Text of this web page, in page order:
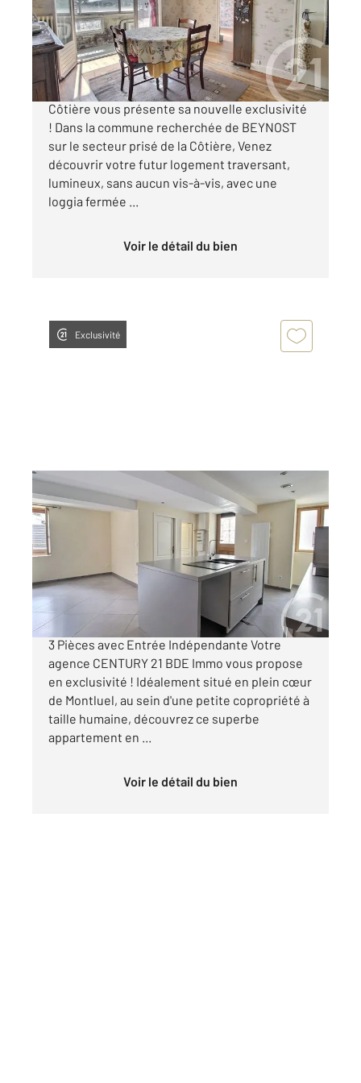
Appartement F5 à vendre
139 000 €
VOTRE AGENCE CENTURY 21 BDE Immo la
Côtière vous présente sa nouvelle exclusivité
! Dans la commune recherchée de BEYNOST
sur le secteur prisé de la Côtière, Venez
découvrir votre futur logement traversant,
lumineux, sans aucun vis-à-vis, avec une
loggia fermée ...
Voir le détail du bien
Exclusivité
MONTLUEL 01
61,50 m2, 3 pièces
Ref : 4681
Appartement à vendre
189 900 €
MONTLUEL HYPER-CENTRE Charmant Duplex
3 Pièces avec Entrée Indépendante Votre
agence CENTURY 21 BDE Immo vous propose
en exclusivité ! Idéalement situé en plein cœur
de Montluel, au sein d'une petite copropriété à
taille humaine, découvrez ce superbe
appartement en ...
Voir le détail du bien